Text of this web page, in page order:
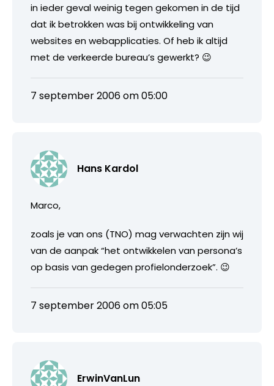
in ieder geval weinig tegen gekomen in de tijd
dat ik betrokken was bij ontwikkeling van
websites en webapplicaties. Of heb ik altijd
met de verkeerde bureau’s gewerkt? 😉
7 september 2006 om 05:00
Hans Kardol
Marco,
zoals je van ons (TNO) mag verwachten zijn wij
van de aanpak “het ontwikkelen van persona’s
op basis van gedegen profielonderzoek”. 😉
7 september 2006 om 05:05
ErwinVanLun